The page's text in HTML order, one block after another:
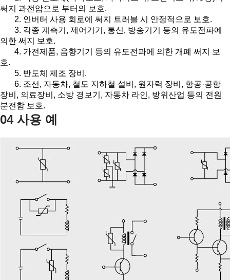
써지 과전압으로 부터의 보호.
2. 인버터 사용 회로에 써지 트러블 시 안정적으로 보호.
3. 각종 계측기, 제어기기, 통신, 방송기기 등의 유도전파에
의한 써지 보호.
4. 가전제품, 음향기기 등의 유도전파에 의한 개폐 써지 보
호.
5. 반도체 제조 장비.
6. 조선, 자동차, 철도 지하철 설비, 원자력 장비, 항공·공항
장비, 의료장비, 소방 경보기, 자동차 라인, 방위산업 등의 전원
분전함 보호.
04 사용 예